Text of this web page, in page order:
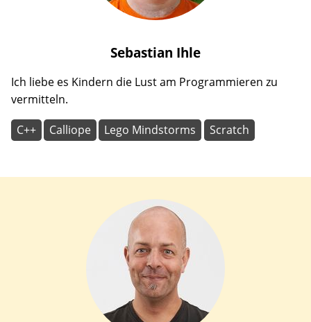
Sebastian Ihle
Ich liebe es Kindern die Lust am Programmieren zu
vermitteln.
C++ Calliope Lego Mindstorms Scratch